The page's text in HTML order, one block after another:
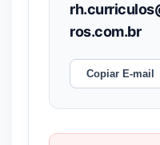
ros.com.br
Copiar E-mail